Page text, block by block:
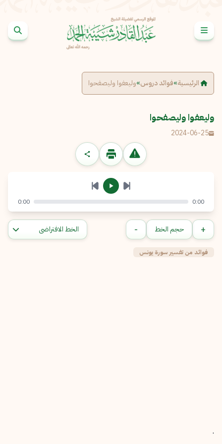
الرئيسية»فوائد دروس»وليعفوا وليصفحوا
وليعفوا وليصفحوا
2024-06-25
الإبلاغ عن مشكلة
الرسالة
إرسال إلغاء
0:00
0:00
+ حجم الخط -
فوائد من تفسير سورة يونس
.